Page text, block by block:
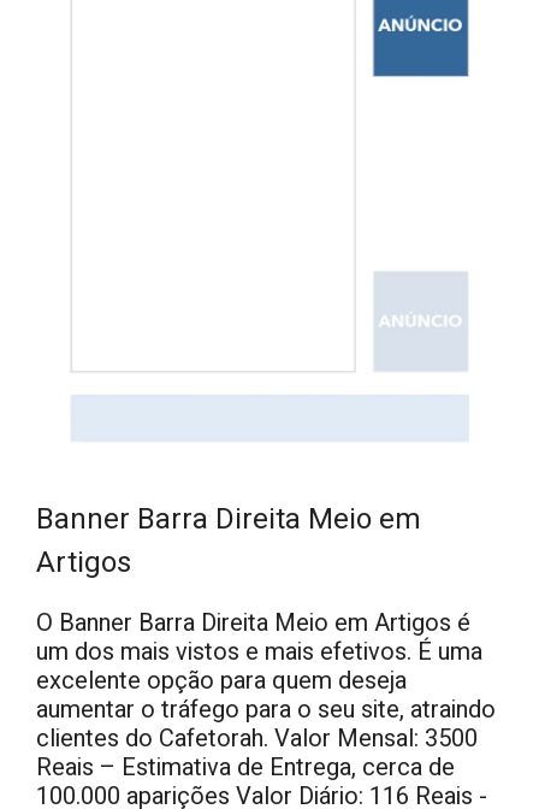
Banner Barra Direita Meio em
Artigos
O Banner Barra Direita Meio em Artigos é
um dos mais vistos e mais efetivos. É uma
excelente opção para quem deseja
aumentar o tráfego para o seu site, atraindo
clientes do Cafetorah. Valor Mensal: 3500
Reais – Estimativa de Entrega, cerca de
100.000 aparições Valor Diário: 116 Reais -